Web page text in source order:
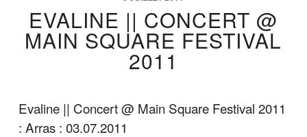
EVALINE || CONCERT @
MAIN SQUARE FESTIVAL
2011
Evaline || Concert @ Main Square Festival 2011
: Arras : 03.07.2011